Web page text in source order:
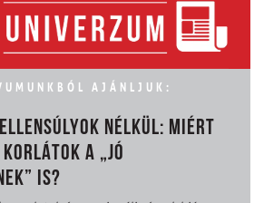
AJÁNLJUK:
NÉLKÜL: MIÉRT
A „JÓ
IS?